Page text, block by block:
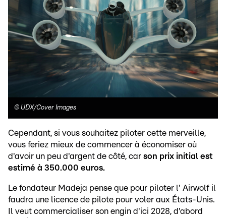
© UDX/Cover Images
Cependant, si vous souhaitez piloter cette merveille,
vous feriez mieux de commencer à économiser où
d'avoir un peu d'argent de côté, car son prix initial est
estimé à 350.000 euros.
Le fondateur Madeja pense que pour piloter l' Airwolf il
faudra une licence de pilote pour voler aux États-Unis.
Il veut commercialiser son engin d'ici 2028, d'abord